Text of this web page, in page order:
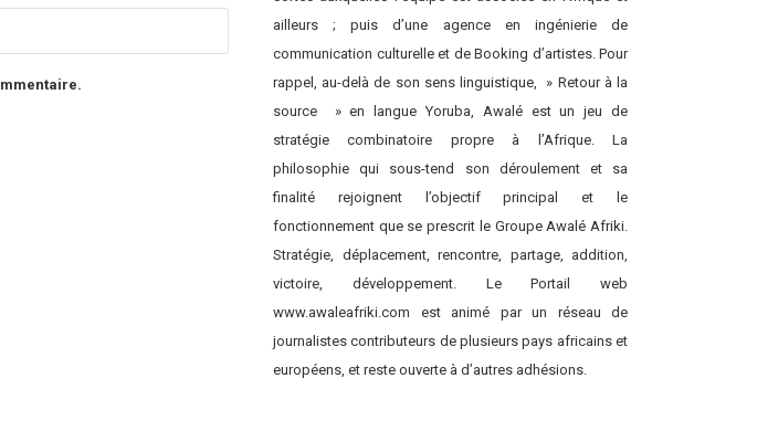
ailleurs ; puis d’une agence en ingénierie de
communication culturelle et de Booking d’artistes. Pour
rappel, au-delà de son sens linguistique, » Retour à la
source » en langue Yoruba, Awalé est un jeu de
stratégie combinatoire propre à l’Afrique. La
philosophie qui sous-tend son déroulement et sa
finalité rejoignent l’objectif principal et le
fonctionnement que se prescrit le Groupe Awalé Afriki.
Stratégie, déplacement, rencontre, partage, addition,
victoire, développement. Le Portail web
www.awaleafriki.com est animé par un réseau de
journalistes contributeurs de plusieurs pays africains et
européens, et reste ouverte à d’autres adhésions.